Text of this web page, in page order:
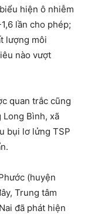
hiện ô nhiễm
lần cho phép;
lượng môi
nào vượt
quan trắc cũng
Bình, xã
bụi lơ lửng TSP
(huyện
Trung tâm
đã phát hiện